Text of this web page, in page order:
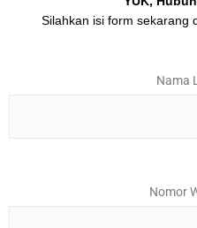
Silahkan isi form sekarang
Nama
Nomor